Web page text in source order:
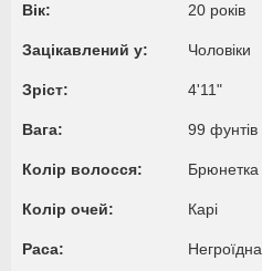
Вік: 20 років
Зацікавлений у: Чоловіки
Зріст: 4'11"
Вага: 99 фунтів
Колір волосся: Брюнетка
Колір очей: Карі
Раса: Негроїдна